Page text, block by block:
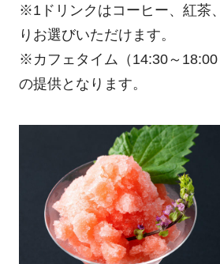
※1ドリンクはコーヒー、紅茶
りお選びいただけます。
※カフェタイム（14:30～
の提供となります。